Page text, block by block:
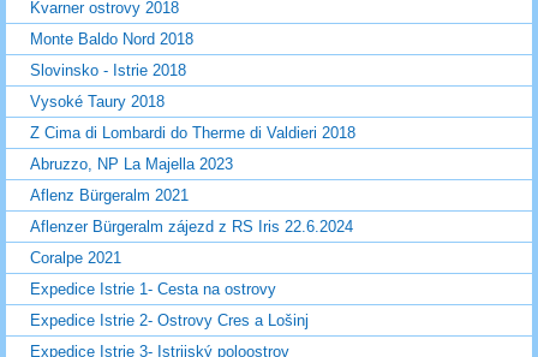
Kvarner ostrovy 2018
Monte Baldo Nord 2018
Slovinsko - Istrie 2018
Vysoké Taury 2018
Z Cima di Lombardi do Therme di Valdieri 2018
Abruzzo, NP La Majella 2023
Aflenz Bürgeralm 2021
Aflenzer Bürgeralm zájezd z RS Iris 22.6.2024
Coralpe 2021
Expedice Istrie 1- Cesta na ostrovy
Expedice Istrie 2- Ostrovy Cres a Lošinj
Expedice Istrie 3- Istrijský poloostrov